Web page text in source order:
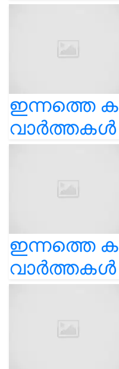
ഇന്നത്തെ
വാർത്തകൾ
ഇന്നത്തെ
വാർത്തകൾ